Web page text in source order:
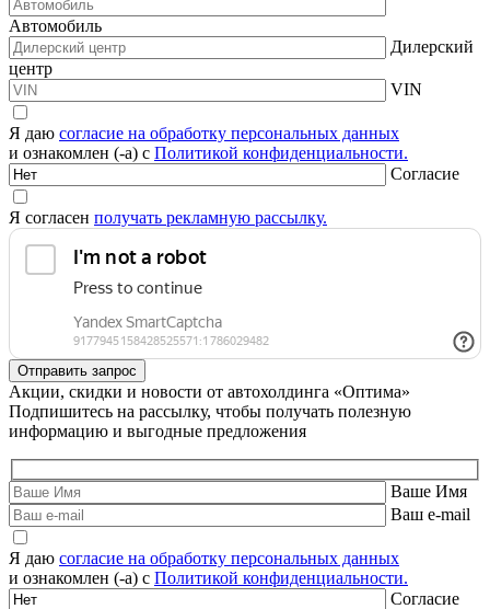
Автомобиль
Дилерский
центр
VIN
Я даю согласие на обработку персональных данных
и ознакомлен (-а) с Политикой конфиденциальности.
Согласие
Я согласен получать рекламную рассылку.
Акции, скидки и новости от автохолдинга «Оптима»
Подпишитесь на рассылку, чтобы получать полезную
информацию и выгодные предложения
Ваше Имя
Ваш e-mail
Я даю согласие на обработку персональных данных
и ознакомлен (-а) с Политикой конфиденциальности.
Согласие